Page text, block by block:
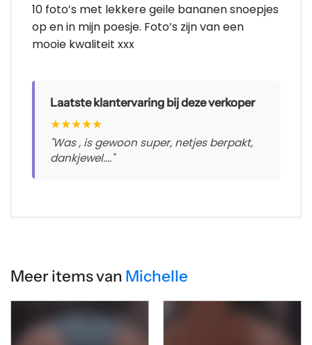
10 foto’s met lekkere geile bananen snoepjes
op en in mijn poesje. Foto’s zijn van een
mooie kwaliteit xxx
Laatste klantervaring bij deze verkoper
★★★★★
"Was , is gewoon super, netjes berpakt,
dankjewel...."
Meer items van Michelle